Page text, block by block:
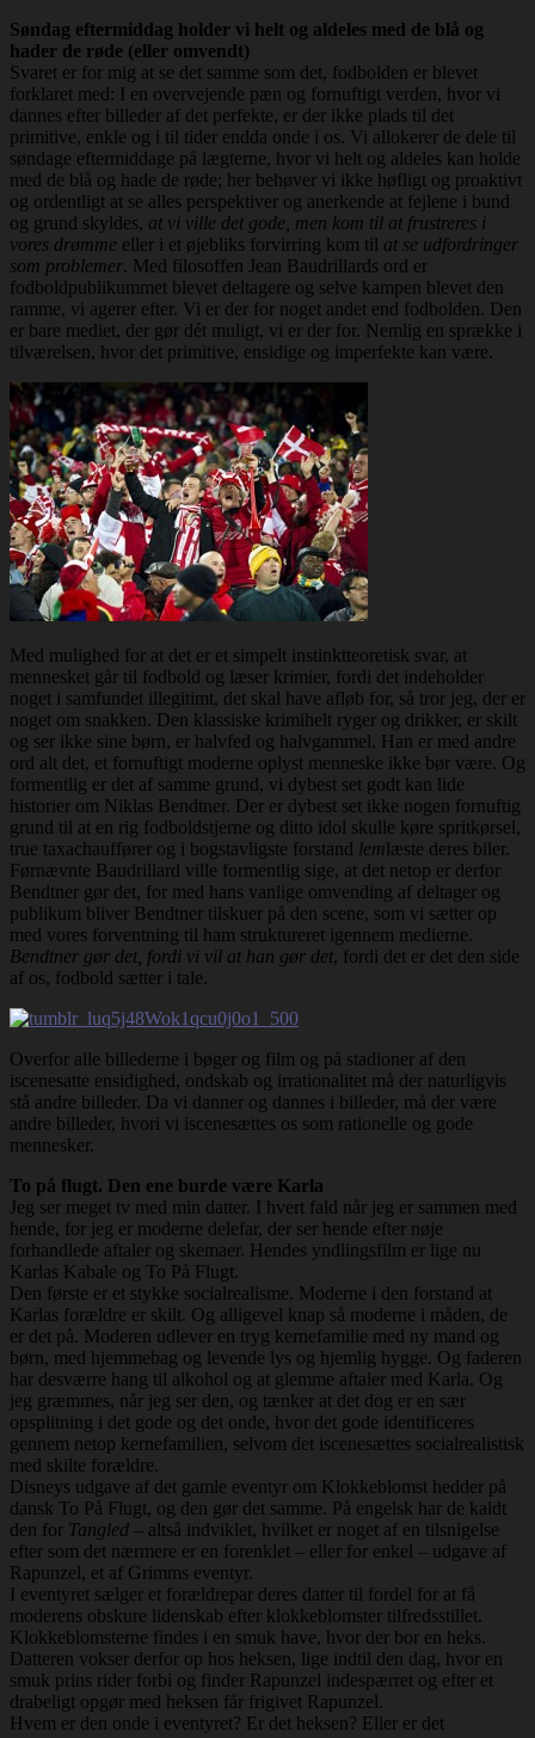
Søndag eftermiddag holder vi helt og aldeles med de blå og
hader de røde (eller omvendt)
Svaret er for mig at se det samme som det, fodbolden er blevet
forklaret med: I en overvejende pæn og fornuftigt verden, hvor vi
dannes efter billeder af det perfekte, er der ikke plads til det
primitive, enkle og i til tider endda onde i os. Vi allokerer de dele til
søndage eftermiddage på lægterne, hvor vi helt og aldeles kan holde
med de blå og hade de røde; her behøver vi ikke høfligt og proaktivt
og ordentligt at se alles perspektiver og anerkende at fejlene i bund
og grund skyldes, at vi ville det gode, men kom til at frustreres i
vores drømme eller i et øjebliks forvirring kom til at se udfordringer
som problemer. Med filosoffen Jean Baudrillards ord er
fodboldpublikummet blevet deltagere og selve kampen blevet den
ramme, vi agerer efter. Vi er der for noget andet end fodbolden. Den
er bare mediet, der gør dét muligt, vi er der for. Nemlig en sprække i
tilværelsen, hvor det primitive, ensidige og imperfekte kan være.
Med mulighed for at det er et simpelt instinktteoretisk svar, at
mennesket går til fodbold og læser krimier, fordi det indeholder
noget i samfundet illegitimt, det skal have afløb for, så tror jeg, der er
noget om snakken. Den klassiske krimihelt ryger og drikker, er skilt
og ser ikke sine børn, er halvfed og halvgammel. Han er med andre
ord alt det, et fornuftigt moderne oplyst menneske ikke bør være. Og
formentlig er det af samme grund, vi dybest set godt kan lide
historier om Niklas Bendtner. Der er dybest set ikke nogen fornuftig
grund til at en rig fodboldstjerne og ditto idol skulle køre spritkørsel,
true taxachauffører og i bogstavligste forstand lemlæste deres biler.
Førnævnte Baudrillard ville formentlig sige, at det netop er derfor
Bendtner gør det, for med hans vanlige omvending af deltager og
publikum bliver Bendtner tilskuer på den scene, som vi sætter op
med vores forventning til ham struktureret igennem medierne.
Bendtner gør det, fordi vi vil at han gør det, fordi det er det den side
af os, fodbold sætter i tale.
Overfor alle billederne i bøger og film og på stadioner af den
iscenesatte ensidighed, ondskab og irrationalitet må der naturligvis
stå andre billeder. Da vi danner og dannes i billeder, må der være
andre billeder, hvori vi iscenesættes os som rationelle og gode
mennesker.
To på flugt. Den ene burde være Karla
Jeg ser meget tv med min datter. I hvert fald når jeg er sammen med
hende, for jeg er moderne delefar, der ser hende efter nøje
forhandlede aftaler og skemaer. Hendes yndlingsfilm er lige nu
Karlas Kabale og To På Flugt.
Den første er et stykke socialrealisme. Moderne i den forstand at
Karlas forældre er skilt. Og alligevel knap så moderne i måden, de
er det på. Moderen udlever en tryg kernefamilie med ny mand og
børn, med hjemmebag og levende lys og hjemlig hygge. Og faderen
har desværre hang til alkohol og at glemme aftaler med Karla. Og
jeg græmmes, når jeg ser den, og tænker at det dog er en sær
opsplitning i det gode og det onde, hvor det gode identificeres
gennem netop kernefamilien, selvom det iscenesættes socialrealistisk
med skilte forældre.
Disneys udgave af det gamle eventyr om Klokkeblomst hedder på
dansk To På Flugt, og den gør det samme. På engelsk har de kaldt
den for Tangled – altså indviklet, hvilket er noget af en tilsnigelse
efter som det nærmere er en forenklet – eller for enkel – udgave af
Rapunzel, et af Grimms eventyr.
I eventyret sælger et forældrepar deres datter til fordel for at få
moderens obskure lidenskab efter klokkeblomster tilfredsstillet.
Klokkeblomsterne findes i en smuk have, hvor der bor en heks.
Datteren vokser derfor op hos heksen, lige indtil den dag, hvor en
smuk prins rider forbi og finder Rapunzel indespærret og efter et
drabeligt opgør med heksen får frigivet Rapunzel.
Hvem er den onde i eventyret? Er det heksen? Eller er det